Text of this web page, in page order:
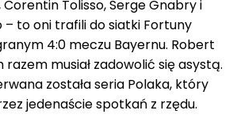
Tolisso, Serge Gnabry i
– to oni trafili do siatki Fortuny
4:0 meczu Bayernu. Robert
musiał zadowolić się asystą.
została seria Polaka, który
jedenaście spotkań z rzędu.